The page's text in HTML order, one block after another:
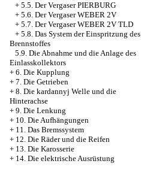
+ 5.5. Der Vergaser PIERBURG
+ 5.6. Der Vergaser WEBER 2V
+ 5.7. Der Vergaser WEBER 2V TLD
+ 5.8. Das System der Einspritzung des
Brennstoffes
5.9. Die Abnahme und die Anlage des
Einlasskollektors
+ 6. Die Kupplung
+ 7. Die Getrieben
+ 8. Die kardannyj Welle und die
Hinterachse
+ 9. Die Lenkung
+ 10. Die Aufhängungen
+ 11. Das Bremssystem
+ 12. Die Räder und die Reifen
+ 13. Die Karosserie
+ 14. Die elektrische Ausrüstung